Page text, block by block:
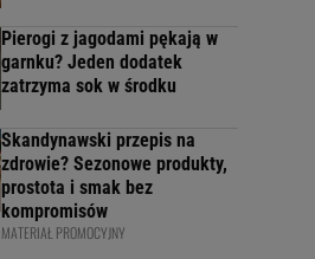
Pierogi z jagodami pękają w
garnku? Jeden dodatek
zatrzyma sok w środku
Skandynawski przepis na
zdrowie? Sezonowe produkty,
prostota i smak bez
kompromisów
MATERIAŁ PROMOCYJNY